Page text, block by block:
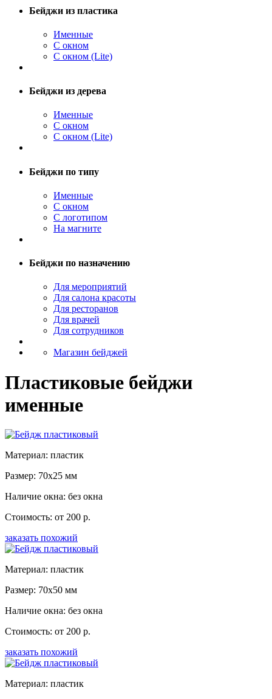
Бейджи из пластика
Именные
С окном
С окном (Lite)
Бейджи из дерева
Именные
С окном
С окном (Lite)
Бейджи по типу
Именные
С окном
С логотипом
На магните
Бейджи по назначению
Для мероприятий
Для салона красоты
Для ресторанов
Для врачей
Для сотрудников
Магазин бейджей
Пластиковые бейджи
именные
Материал: пластик
Размер: 70x25 мм
Наличие окна: без окна
Стоимость: от 200 р.
заказать похожий
Материал: пластик
Размер: 70x50 мм
Наличие окна: без окна
Стоимость: от 200 р.
заказать похожий
Материал: пластик